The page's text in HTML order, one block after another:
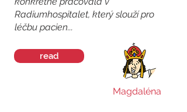
Radiumhospitalet, který slouží pro
léčbu pacien...
read
Magdaléna